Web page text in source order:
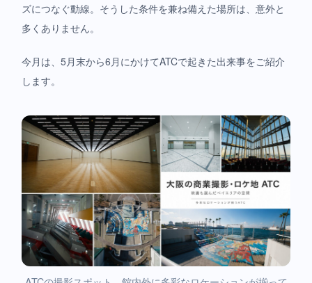
ズにつなぐ動線。そうした条件を兼ね備えた場所は、意外と
多くありません。
今月は、5月末から6月にかけてATCで起きた出来事をご紹介
します。